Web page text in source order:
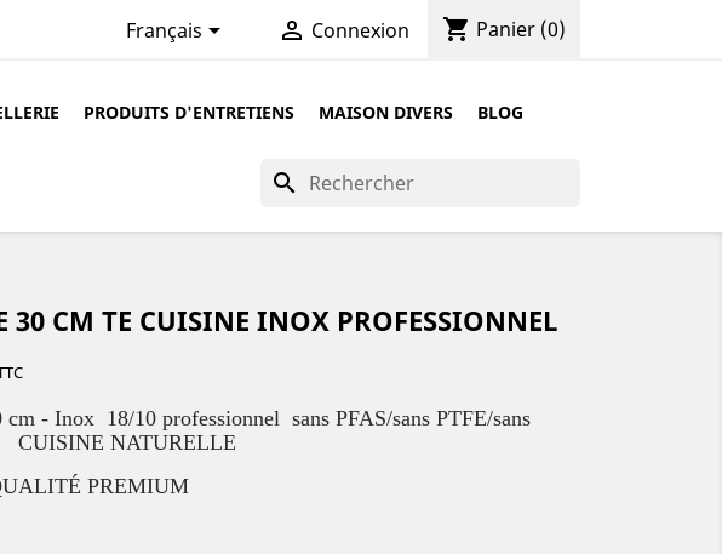
Français  Connexion shopping_cart Panier (0)
PRODUITS D'ENTRETIENS MAISON DIVERS BLOG
search
30 CM TE CUISINE INOX PROFESSIONNEL
cm - Inox 18/10 professionnel sans PFAS/sans PTFE/sans
CUISINE NATURELLE
PREMIUM